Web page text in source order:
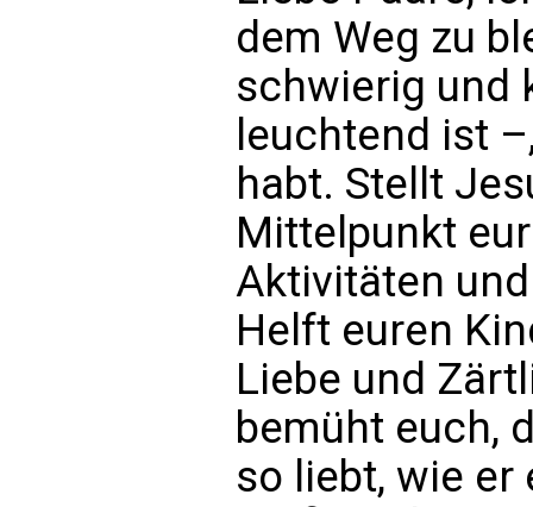
dem Weg zu
schwierig und
leuchtend ist
habt. Stellt
Mittelpunkt
Aktivitäten
Helft euren
Liebe und
bemüht euch,
so liebt, wie er